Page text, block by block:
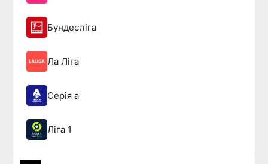
Бундесліга
Ла Ліга
Серія а
Ліга 1